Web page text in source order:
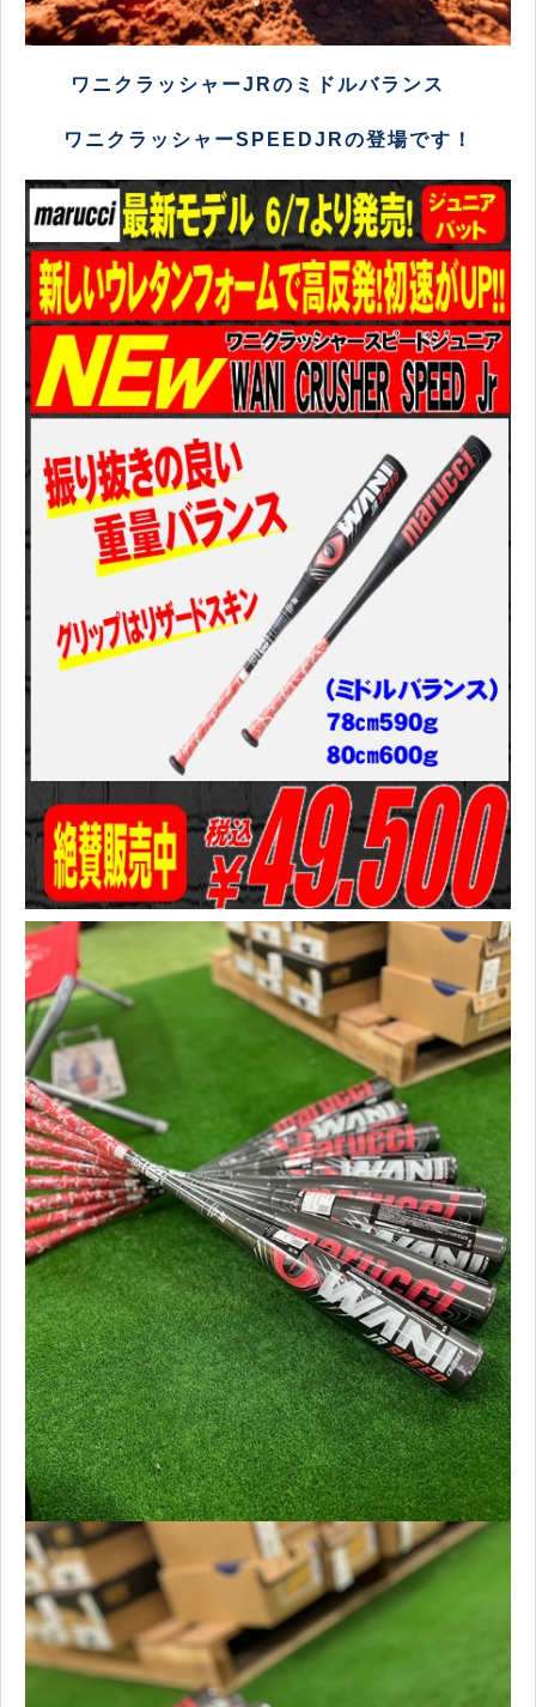
ワニクラッシャーJRのミドルバランス
ワニクラッシャーSPEEDJRの登場です！